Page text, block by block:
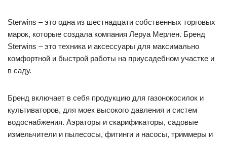
Sterwins – это одна из шестнадцати собственных торговых
марок, которые создала компания Леруа Мерлен. Бренд
Sterwins – это техника и аксессуары для максимально
комфортной и быстрой работы на приусадебном участке и
в саду.
Бренд включает в себя продукцию для газонокосилок и
культиваторов, для моек высокого давления и систем
водоснабжения. Аэраторы и скарификаторы, садовые
измельчители и пылесосы, фитинги и насосы, триммеры и